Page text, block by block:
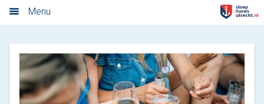
Menu
Nieuwsoverzicht
Tarieven
Algemene voorwaarden